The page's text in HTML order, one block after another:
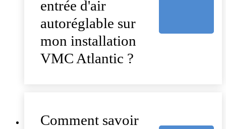
entrée d'air
autoréglable sur
mon installation
VMC Atlantic ?
Comment savoir